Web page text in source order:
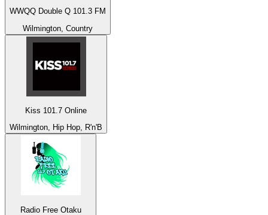
WWQQ Double Q 101.3 FM
Wilmington, Country
Kiss 101.7 Online
Wilmington, Hip Hop, R'n'B
Radio Free Otaku